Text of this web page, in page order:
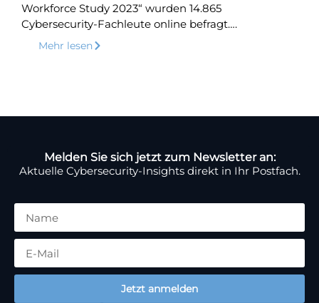
Workforce Study 2023“ wurden 14.865
Cybersecurity-Fachleute online befragt….
Mehr lesen
Melden Sie sich jetzt zum Newsletter an:
Aktuelle Cybersecurity-Insights direkt in Ihr Postfach.
Jetzt anmelden